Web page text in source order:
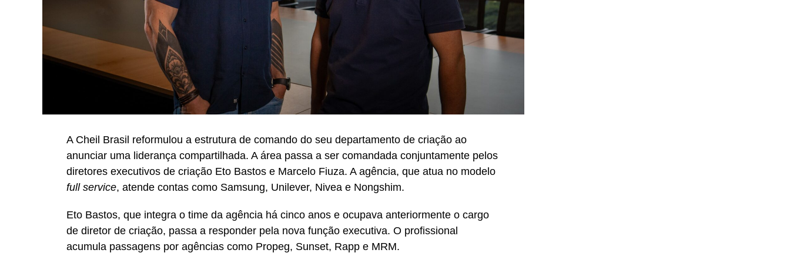
A Cheil Brasil reformulou a estrutura de comando do seu departamento de criação ao
anunciar uma liderança compartilhada. A área passa a ser comandada conjuntamente pelos
diretores executivos de criação Eto Bastos e Marcelo Fiuza. A agência, que atua no modelo
full service, atende contas como Samsung, Unilever, Nivea e Nongshim.
Eto Bastos, que integra o time da agência há cinco anos e ocupava anteriormente o cargo
de diretor de criação, passa a responder pela nova função executiva. O profissional
acumula passagens por agências como Propeg, Sunset, Rapp e MRM.